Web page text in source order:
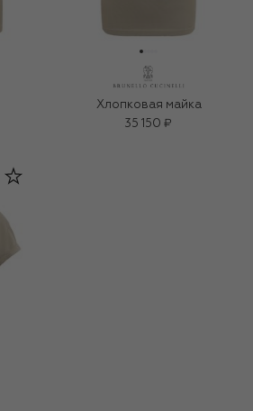
Хлопковая майка
35 150 ₽